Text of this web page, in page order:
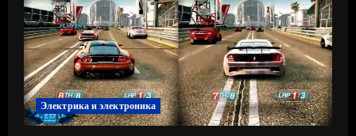
Электрика и электроника